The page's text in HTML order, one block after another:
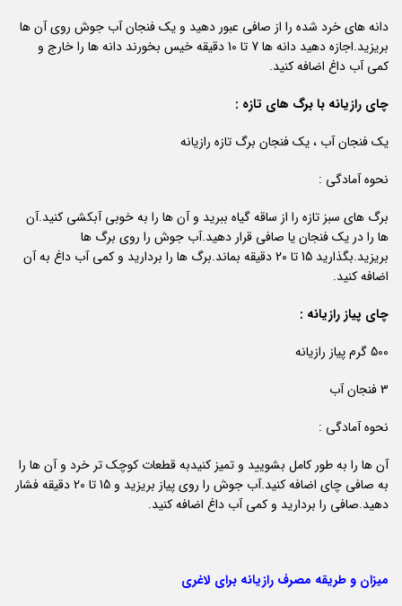
دانه های خرد شده را از صافی عبور دهید و یک فنجان آب جوش روی آن ها
بریزید.اجازه دهید دانه ها 7 تا 10 دقیقه خیس بخورند دانه ها را خارج و
کمی آب داغ اضافه کنید.
چای رازیانه با برگ های تازه :
یک فنجان آب ، یک فنجان برگ تازه رازیانه
نحوه آمادگی :
برگ های سبز تازه را از ساقه گیاه ببرید و آن ها را به خوبی آبکشی کنید.آن
ها را در یک فنجان یا صافی قرار دهید.آب جوش را روی برگ ها
بریزید.بگذارید 15 تا 20 دقیقه بماند.برگ ها را بردارید و کمی آب داغ به آن
اضافه کنید.
چای پیاز رازیانه :
500 گرم پیاز رازیانه
3 فنجان آب
نحوه آمادگی :
آن ها را به طور کامل بشویید و تمیز کنیدبه قطعات کوچک تر خرد و آن ها را
به صافی چای اضافه کنید.آب جوش را روی پیاز بریزید و 15 تا 20 دقیقه فشار
دهید.صافی را بردارید و کمی آب داغ اضافه کنید.
میزان و طریقه مصرف رازیانه برای لاغری